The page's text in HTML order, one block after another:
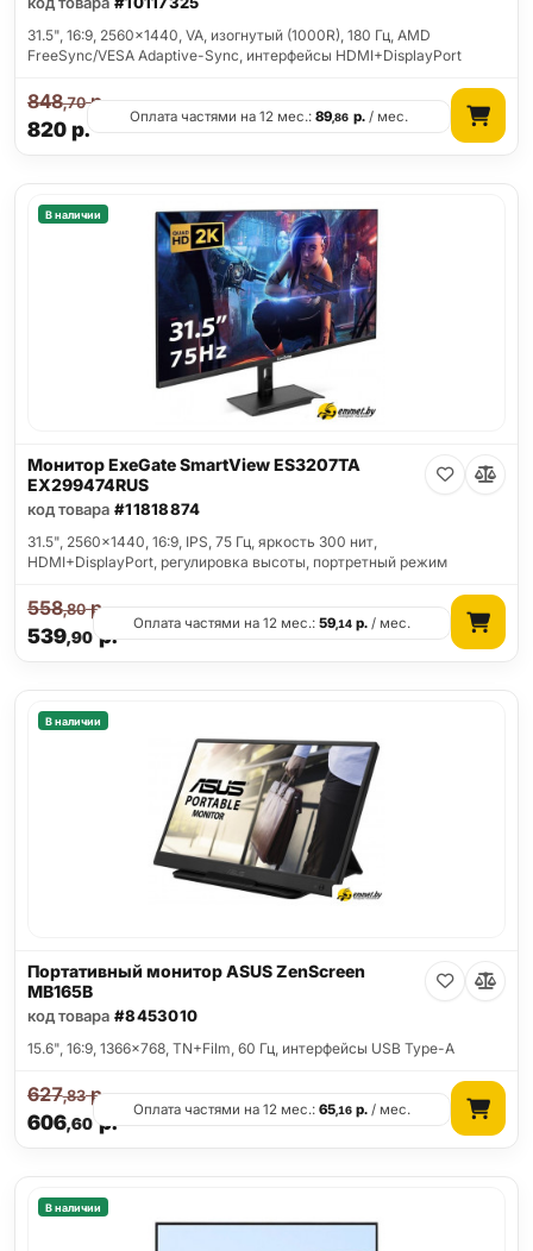
31.5", 16:9, 2560x1440, VA, изогнутый (1000R), 180 Гц, AMD
FreeSync/VESA Adaptive-Sync, интерфейсы HDMI+DisplayPort
820р.
848,70р.
Оплата частями на 12 мес.:89,86 р./ мес.
В наличии
Монитор ExeGate SmartView ES3207TA
EX299474RUS
код товара #11818874
31.5", 2560x1440, 16:9, IPS, 75 Гц, яркость 300 нит,
HDMI+DisplayPort, регулировка высоты, портретный режим
539,90р.
558,80р.
Оплата частями на 12 мес.:59,14 р. / мес.
В наличии
Портативный монитор ASUS ZenScreen
MB165B
код товара #8453010
15.6", 16:9, 1366x768, TN+Film, 60 Гц, интерфейсы USB Type-A
606,60р.
627,83р.
Оплата частями на 12 мес.:65,16 р. / мес.
В наличии